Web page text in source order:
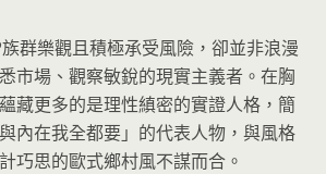
群樂觀且積極承受風險，卻並非浪漫
市場、觀察敏銳的現實主義者。在胸
藏更多的是理性縝密的實證人格，簡
內在我全都要」的代表人物，與風格
巧思的歐式鄉村風不謀而合。